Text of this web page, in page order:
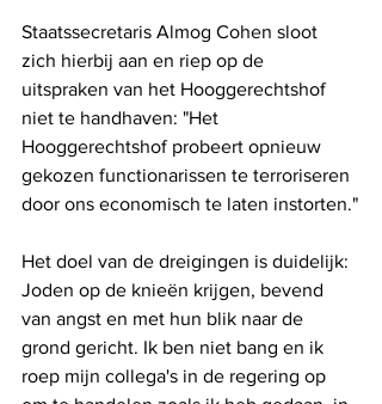
Staatssecretaris Almog Cohen sloot
zich hierbij aan en riep op de
uitspraken van het Hooggerechtshof
niet te handhaven: "Het
Hooggerechtshof probeert opnieuw
gekozen functionarissen te terroriseren
door ons economisch te laten instorten."
Het doel van de dreigingen is duidelijk:
Joden op de knieën krijgen, bevend
van angst en met hun blik naar de
grond gericht. Ik ben niet bang en ik
roep mijn collega's in de regering op